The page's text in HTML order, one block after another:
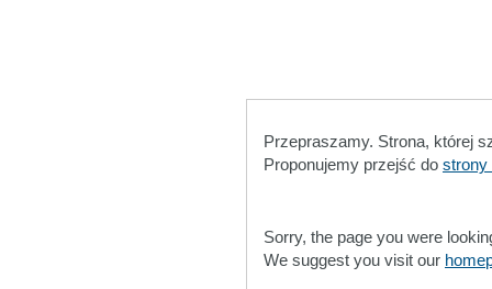
Przepraszamy. Strona, której
Proponujemy przejść do strony
Sorry, the page you were
We suggest you visit our